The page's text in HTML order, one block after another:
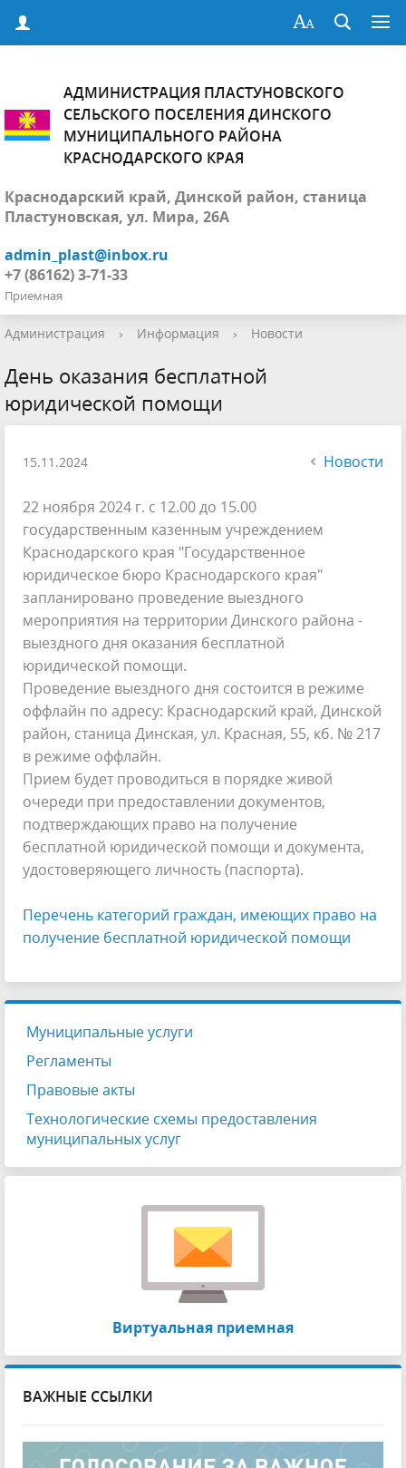
АДМИНИСТРАЦИЯ ПЛАСТУНОВСКОГО
СЕЛЬСКОГО ПОСЕЛЕНИЯ ДИНСКОГО
МУНИЦИПАЛЬНОГО РАЙОНА
КРАСНОДАРСКОГО КРАЯ
Краснодарский край, Динской район, станица
Пластуновская, ул. Мира, 26А
admin_plast@inbox.ru
+7 (86162) 3-71-33
Приемная
Администрация › Информация › Новости
День оказания бесплатной
юридической помощи
15.11.2024 Новости
22 ноября 2024 г. с 12.00 до 15.00
государственным казенным учреждением
Краснодарского края "Государственное
юридическое бюро Краснодарского края"
запланировано проведение выездного
мероприятия на территории Динского района -
выездного дня оказания бесплатной
юридической помощи.
Проведение выездного дня состоится в режиме
оффлайн по адресу: Краснодарский край, Динской
район, станица Динская, ул. Красная, 55, кб. № 217
в режиме оффлайн.
Прием будет проводиться в порядке живой
очереди при предоставлении документов,
подтверждающих право на получение
бесплатной юридической помощи и документа,
удостоверяющего личность (паспорта).
Перечень категорий граждан, имеющих право на
получение бесплатной юридической помощи
Муниципальные услуги
Регламенты
Правовые акты
Технологические схемы предоставления
муниципальных услуг
Виртуальная приемная
ВАЖНЫЕ ССЫЛКИ